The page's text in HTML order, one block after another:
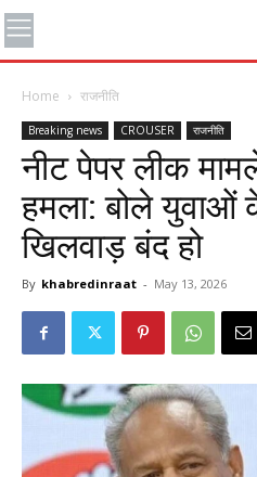
Home राजनीति
Breaking news CROUSER राजनीति
नीट पेपर लीक
हमला: बोले युवाओं
खिलवाड़ बंद हो
By khabredinraat - May 13, 2026